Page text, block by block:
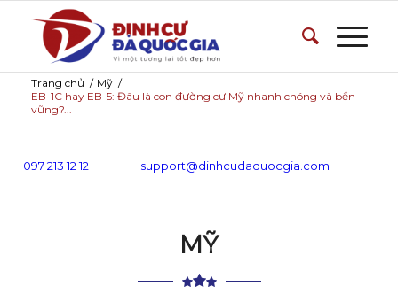
Trang chủ / Mỹ /
EB-1C hay EB-5: Đâu là con đường cư Mỹ nhanh chóng và bền
vững?...
097 213 12 12 support@dinhcudaquocgia.com
MỸ